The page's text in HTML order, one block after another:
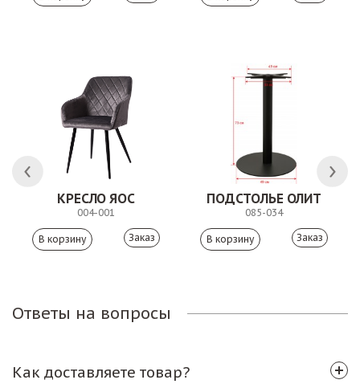
КРЕСЛО ЯОС
004-001
Заказ
ПОДСТОЛЬЕ ОЛИТ
085-034
Заказ
Ответы на вопросы
Как доставляете товар?